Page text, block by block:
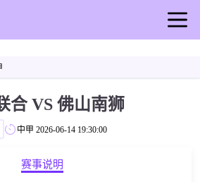
合 VS 佛山南狮
中甲 2026-06-14 19:30:00
赛事说明